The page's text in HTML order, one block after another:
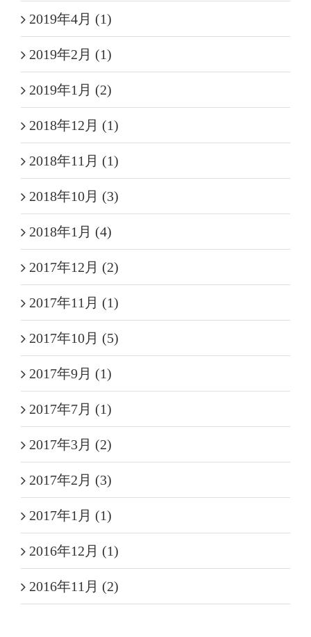
2019年4月 (1)
2019年2月 (1)
2019年1月 (2)
2018年12月 (1)
2018年11月 (1)
2018年10月 (3)
2018年1月 (4)
2017年12月 (2)
2017年11月 (1)
2017年10月 (5)
2017年9月 (1)
2017年7月 (1)
2017年3月 (2)
2017年2月 (3)
2017年1月 (1)
2016年12月 (1)
2016年11月 (2)